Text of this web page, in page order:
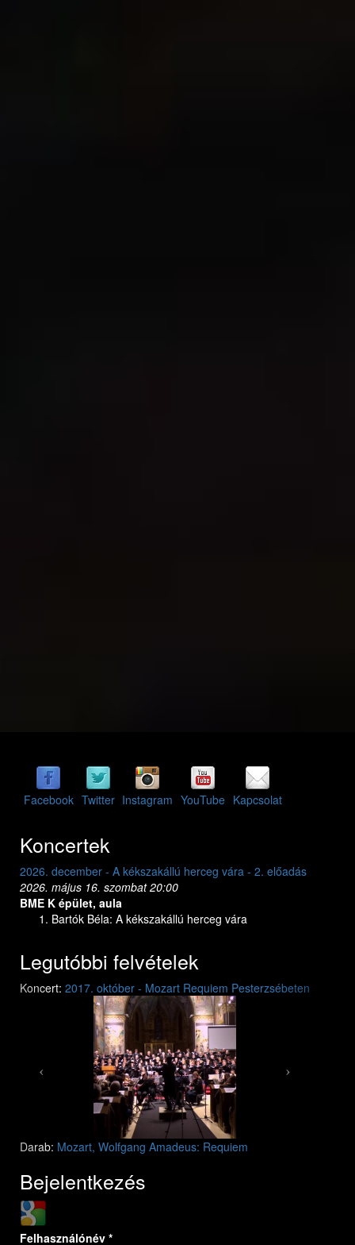
Facebook Twitter Instagram YouTube Kapcsolat
Koncertek
2026. december - A kékszakállú herceg vára - 1. előadás
2026. május 15. péntek 20:00
BME K épület, aula
Bartók Béla: A kékszakállú herceg vára
Legutóbbi felvételek
Koncert: 2017. október - Mozart Requiem Pesterzsébeten
Mozart: Requiem
Mozart: Requiem
Darab: Mozart, Wolfgang Amadeus: Requiem
Previous Next
Bejelentkezés
Login with Google
Felhasználónév *